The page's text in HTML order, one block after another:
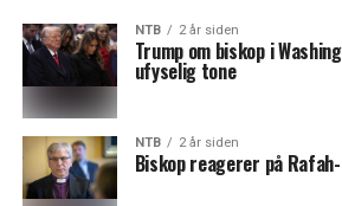
NTB 2 år siden
Trump om biskop i
ufyselig tone
NTB 2 år siden
Biskop reagerer på